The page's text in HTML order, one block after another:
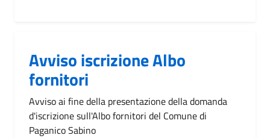
Avviso iscrizione Albo
fornitori
Avviso ai fine della presentazione della domanda
d'iscrizione sull'Albo fornitori del Comune di
Paganico Sabino